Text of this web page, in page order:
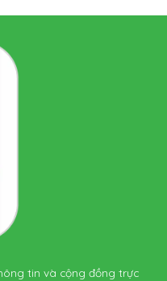
tin và cộng đồng trực